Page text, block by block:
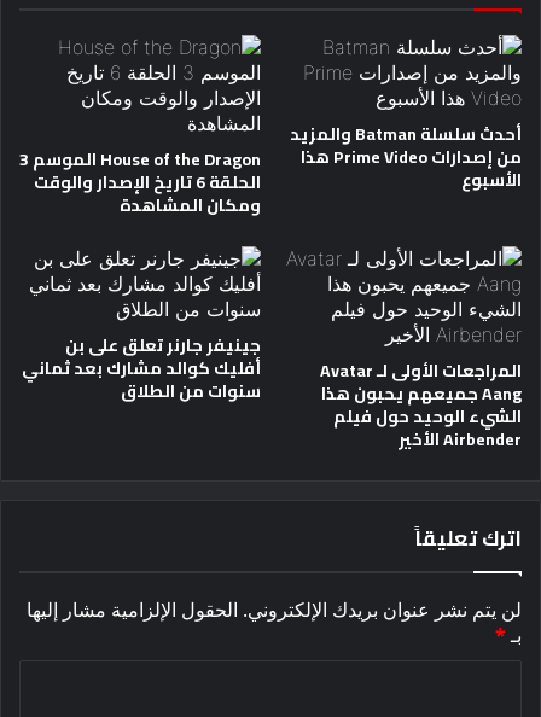
أحدث سلسلة Batman والمزيد
من إصدارات Prime Video هذا
الأسبوع
House of the Dragon الموسم 3
الحلقة 6 تاريخ الإصدار والوقت
ومكان المشاهدة
المراجعات الأولى لـ Avatar
Aang جميعهم يحبون هذا
الشيء الوحيد حول فيلم
Airbender الأخير
جينيفر جارنر تعلق على بن
أفليك كوالد مشارك بعد ثماني
سنوات من الطلاق
اترك تعليقاً
لن يتم نشر عنوان بريدك الإلكتروني. الحقول الإلزامية مشار إليها
بـ*